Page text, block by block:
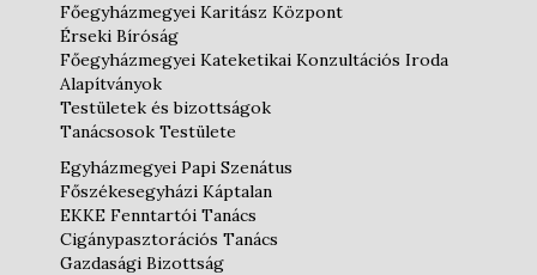
Főegyházmegyei Karitász Központ
Érseki Bíróság
Főegyházmegyei Kateketikai Konzultációs Iroda
Alapítványok
Testületek és bizottságok
Tanácsosok Testülete
Egyházmegyei Papi Szenátus
Főszékesegyházi Káptalan
EKKE Fenntartói Tanács
Cigánypasztorációs Tanács
Gazdasági Bizottság